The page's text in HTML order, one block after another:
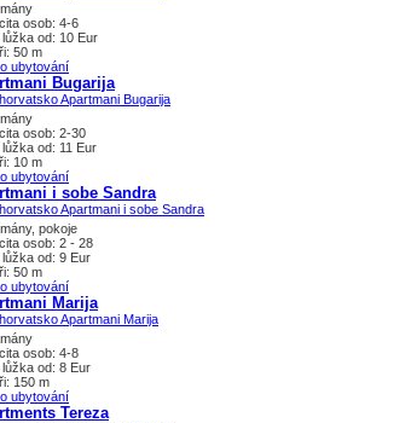
osob: 4-6
od: 10 Eur
50 m
ubytování
Bugarija
osob: 2-30
od: 11 Eur
10 m
ubytování
i sobe Sandra
pokoje
osob: 2 - 28
od: 9 Eur
50 m
ubytování
Marija
osob: 4-8
od: 8 Eur
150 m
ubytování
Tereza